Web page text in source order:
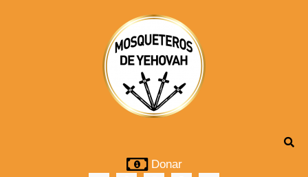
Donar